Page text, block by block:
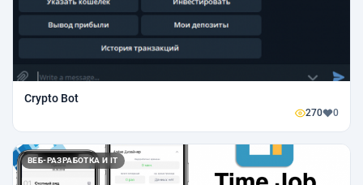
Crypto Bot
270 0
ВЕБ-РАЗРАБОТКА И IT